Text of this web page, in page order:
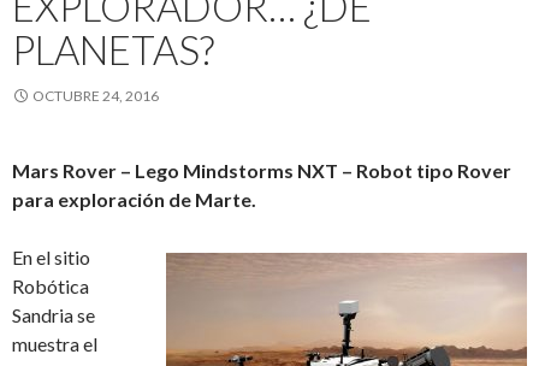
PLANETAS?
OCTUBRE 24, 2016
Mars Rover – Lego Mindstorms NXT – Robot tipo Rover
para exploración de Marte.
En el sitio
Robótica
Sandria se
muestra el